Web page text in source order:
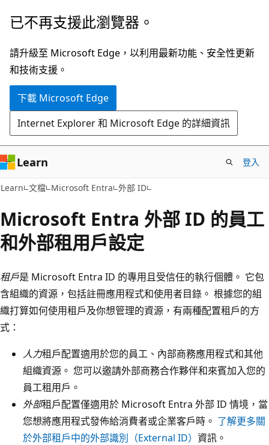
跳
主
要
內
已不再支援此瀏覽器。
請升級至 Microsoft Edge，以利用最新功能、安全性更新
和技術支援。
下載 Microsoft Edge
Internet Explorer 和 Microsoft Edge 的詳細資訊
Learn 登入
Learn 文檔 Microsoft Entra 外部 ID
Microsoft Entra 外部 ID 的員工
和外部租用戶設定
租戶是 Microsoft Entra ID 的專用且受信任的執行個體。 它包
含組織的資源，包括註冊應用程式和使用者目錄。 根據您的組
織打算如何使用租戶及你想管理的資源，有兩種配置租戶的方
式：
人力租戶配置適用於您的員工、內部商務應用程式和其他
組織資源。 您可以邀請外部商務合作夥伴和來賓加入您的
員工租用戶。
外部租戶配置僅適用於 Microsoft Entra 外部 ID 情境，當
您想將應用程式發佈給消費者或企業客戶時。 了解更多關
於外部租戶中的外部識別（External ID） 資訊。